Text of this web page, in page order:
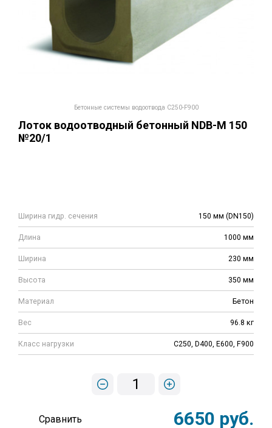
Бетонные системы водоотвода С250-F900
Лоток водоотводный бетонный NDB-M 150
№20/1
Ширина гидр. сечения 150 мм (DN150)
Длина 1000 мм
Ширина 230 мм
Высота 350 мм
Материал Бетон
Вес 96.8 кг
Класс нагрузки C250, D400, E600, F900
Сравнить
1
6650 руб.